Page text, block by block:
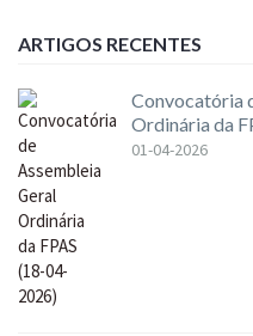
ARTIGOS RECENTES
Convocatória
Ordinária da
01-04-2026